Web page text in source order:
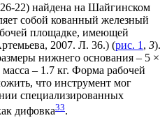
22) найдена на Шайгинском
собой кованный железный
площадке, имеющей
2007. Л. 36.) (рис. 1 , 3).
нижнего основания – 5 ×
– 1.7 кг. Форма рабочей
что инструмент мог
специализированных
дифовка33.